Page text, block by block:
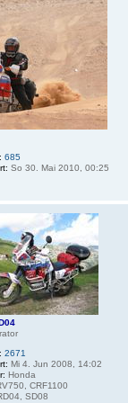
685
So 30. Mai 2010, 00:25
2671
Mi 4. Jun 2008, 14:02
Honda
CRF1100
SD08